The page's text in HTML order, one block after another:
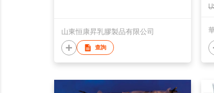
山東恒康昇乳膠製品有限公司
查詢